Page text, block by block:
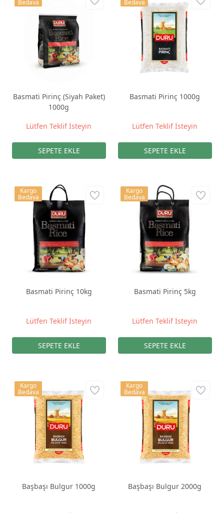
Basmati Pirinç (Siyah Paket)
1000g
Lütfen Teklif İsteyin
Bedava
Basmati Pirinç 1000g
Lütfen Teklif İsteyin
Bedava
Basmati Pirinç 10kg
Lütfen Teklif İsteyin
Kargo
Bedava
Basmati Pirinç 5kg
Lütfen Teklif İsteyin
Kargo
Bedava
Başbaşı Bulgur 1000g
Kargo
Bedava
Başbaşı Bulgur 2000g
Kargo
Bedava